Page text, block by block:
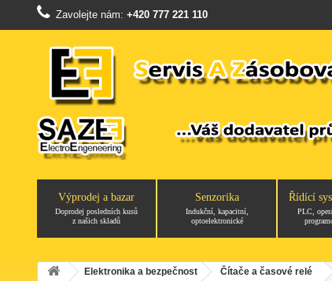
Zavolejte nám: +420 777 221 110
Výprodej a bazar
Doprodej posledních kusů
z našich skladů
Senzorika
Indukční, kapacitní,
optoelektronické
Řídící
PLC,
Elektronika a bezpečnost Čítače a časové relé